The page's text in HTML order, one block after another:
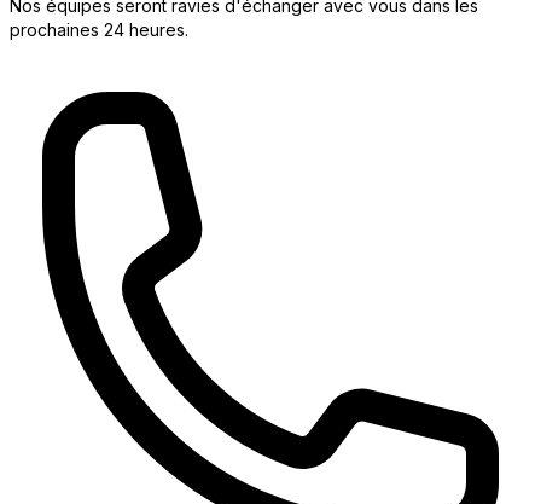
Nos équipes seront ravies d'échanger avec vous dans les
prochaines 24 heures.